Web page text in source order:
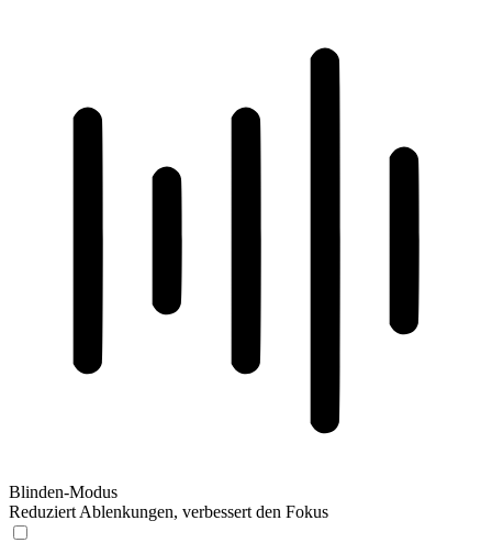
Blinden-Modus
Reduziert Ablenkungen, verbessert den Fokus